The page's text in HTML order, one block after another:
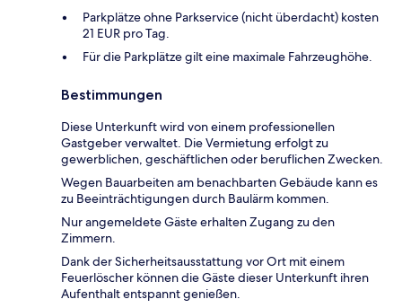
Parkplätze ohne Parkservice (nicht überdacht) kosten
21 EUR pro Tag.
Für die Parkplätze gilt eine maximale Fahrzeughöhe.
Bestimmungen
Diese Unterkunft wird von einem professionellen
Gastgeber verwaltet. Die Vermietung erfolgt zu
gewerblichen, geschäftlichen oder beruflichen Zwecken.
Wegen Bauarbeiten am benachbarten Gebäude kann es
zu Beeinträchtigungen durch Baulärm kommen.
Nur angemeldete Gäste erhalten Zugang zu den
Zimmern.
Dank der Sicherheitsausstattung vor Ort mit einem
Feuerlöscher können die Gäste dieser Unterkunft ihren
Aufenthalt entspannt genießen.